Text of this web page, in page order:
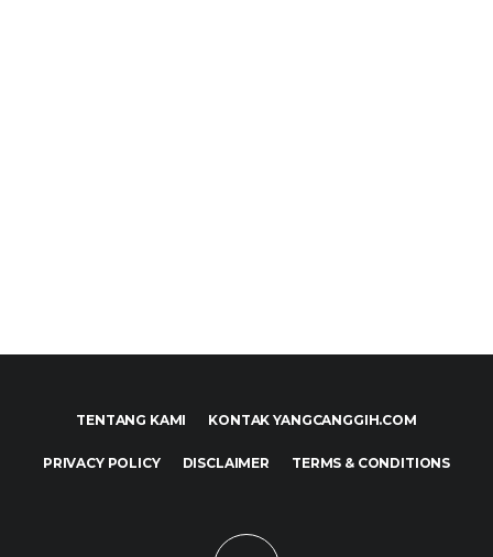
TENTANG KAMI KONTAK YANGCANGGIH.COM
PRIVACY POLICY DISCLAIMER TERMS & CONDITIONS